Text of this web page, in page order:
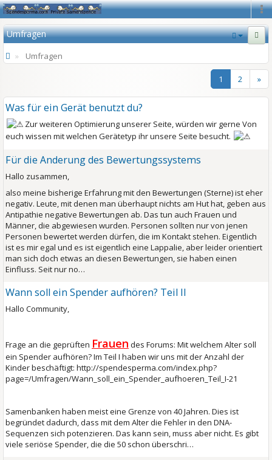
Umfragen
Umfragen
1 2 »
Was für ein Gerät benutzt du?
Zur weiteren Optimierung unserer Seite, würden wir gerne Von
euch wissen mit welchen Gerätetyp ihr unsere Seite besucht.
Für die Änderung des Bewertungssystems
Hallo zusammen,
also meine bisherige Erfahrung mit den Bewertungen (Sterne) ist eher
negativ. Leute, mit denen man überhaupt nichts am Hut hat, geben aus
Antipathie negative Bewertungen ab. Das tun auch Frauen und
Männer, die abgewiesen wurden. Personen sollten nur von jenen
Personen bewertet werden dürfen, die im Kontakt stehen. Eigentlich
ist es mir egal und es ist eigentlich eine Lappalie, aber leider orientiert
man sich doch etwas an diesen Bewertungen, sie haben einen
Einfluss. Seit nur no…
Wann soll ein Spender aufhören? Teil II
Hallo Community,
Frage an die geprüften Frauen des Forums: Mit welchem Alter soll
ein Spender aufhören? Im Teil I haben wir uns mit der Anzahl der
Kinder beschäftigt: http://spendesperma.com/index.php?
page=/Umfragen/Wann_soll_ein_Spender_aufhoeren_Teil_I-21
Samenbanken haben meist eine Grenze von 40 Jahren. Dies ist
begründet dadurch, dass mit dem Alter die Fehler in den DNA-
Sequenzen sich potenzieren. Das kann sein, muss aber nicht. Es gibt
viele seriöse Spender, die die 50 schon überschri…